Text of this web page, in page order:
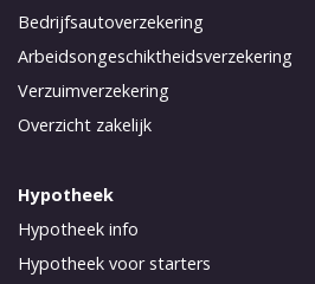
Bedrijfsautoverzekering
Arbeidsongeschiktheidsverzekering
Verzuimverzekering
Overzicht zakelijk
Hypotheek
Hypotheek info
Hypotheek voor starters